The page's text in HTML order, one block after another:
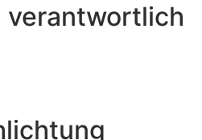
verantwortlich